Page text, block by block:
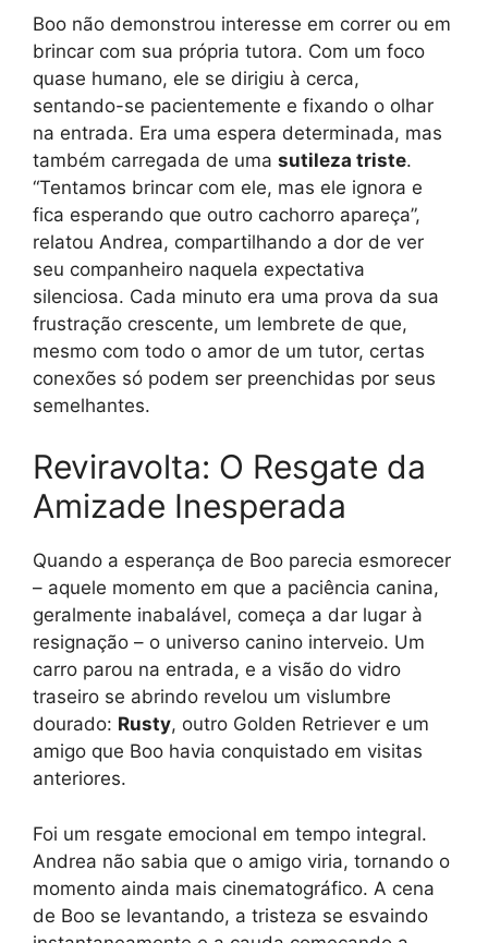
Boo não demonstrou interesse em correr ou em
brincar com sua própria tutora. Com um foco
quase humano, ele se dirigiu à cerca,
sentando-se pacientemente e fixando o olhar
na entrada. Era uma espera determinada, mas
também carregada de uma sutileza triste.
“Tentamos brincar com ele, mas ele ignora e
fica esperando que outro cachorro apareça”,
relatou Andrea, compartilhando a dor de ver
seu companheiro naquela expectativa
silenciosa. Cada minuto era uma prova da sua
frustração crescente, um lembrete de que,
mesmo com todo o amor de um tutor, certas
conexões só podem ser preenchidas por seus
semelhantes.
Reviravolta: O Resgate da
Amizade Inesperada
Quando a esperança de Boo parecia esmorecer
– aquele momento em que a paciência canina,
geralmente inabalável, começa a dar lugar à
resignação – o universo canino interveio. Um
carro parou na entrada, e a visão do vidro
traseiro se abrindo revelou um vislumbre
dourado: Rusty, outro Golden Retriever e um
amigo que Boo havia conquistado em visitas
anteriores.
Foi um resgate emocional em tempo integral.
Andrea não sabia que o amigo viria, tornando o
momento ainda mais cinematográfico. A cena
de Boo se levantando, a tristeza se esvaindo